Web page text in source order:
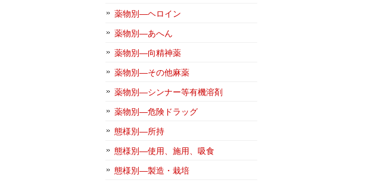
薬物別―ヘロイン
薬物別―あへん
薬物別―向精神薬
薬物別―その他麻薬
薬物別―シンナー等有機溶剤
薬物別―危険ドラッグ
態様別―所持
態様別―使用、施用、吸食
態様別―製造・栽培